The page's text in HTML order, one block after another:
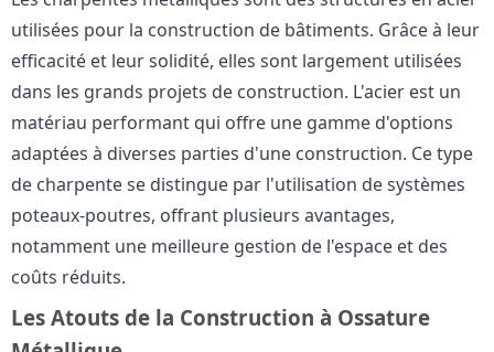
utilisées pour la construction de bâtiments. Grâce à leur
efficacité et leur solidité, elles sont largement utilisées
dans les grands projets de construction. L'acier est un
matériau performant qui offre une gamme d'options
adaptées à diverses parties d'une construction. Ce type
de charpente se distingue par l'utilisation de systèmes
poteaux-poutres, offrant plusieurs avantages,
notamment une meilleure gestion de l'espace et des
coûts réduits.
Les Atouts de la Construction à Ossature